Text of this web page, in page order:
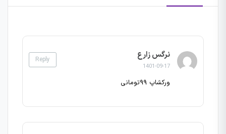
نرگس زارع
1401-09-17
Reply
ورکشاپ ۹۹تومانی